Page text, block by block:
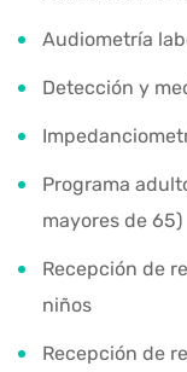
Audiometría
Detección y
Programa
mayores de 65)
Recepción de
niños
Recepción de